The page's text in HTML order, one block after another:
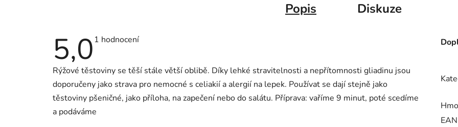
Popis Diskuze
5,0 Průměrné
5,0
5
hvězdiček.
1 hodnocení
Rýžové těstoviny se těší stále větší oblibě. Díky lehké stravitelnosti a nepřítomnosti gliadinu jsou
doporučeny jako strava pro nemocné s celiakií a alergií na lepek. Používat se dají stejně jako
těstoviny pšeničné, jako příloha, na zapečení nebo do salátu. Příprava: vaříme 9 minut, poté scedíme
a podáváme
EAN